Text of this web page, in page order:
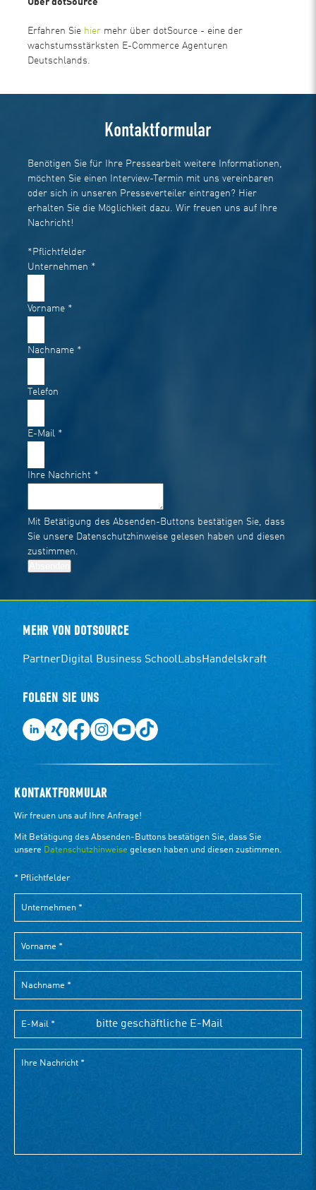
Erfahren Sie hier mehr über dotSource - eine der
wachstumsstärksten E-Commerce Agenturen
Deutschlands.
Kontaktformular
Benötigen Sie für Ihre Pressearbeit weitere Informationen,
möchten Sie einen Interview-Termin mit uns vereinbaren
oder sich in unseren Presseverteiler eintragen? Hier
erhalten Sie die Möglichkeit dazu. Wir freuen uns auf Ihre
Nachricht!
*Pflichtfelder
Unternehmen *
Vorname *
Nachname *
Telefon
E-Mail *
Ihre Nachricht *
Mit Betätigung des Absenden-Buttons bestätigen Sie, dass
Sie unsere Datenschutzhinweise gelesen haben und diesen
zustimmen.
MEHR VON DOTSOURCE
PartnerDigital Business SchoolLabsHandelskraft
FOLGEN SIE UNS
KONTAKTFORMULAR